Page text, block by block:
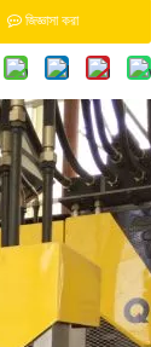
জিজ্ঞাসা করা